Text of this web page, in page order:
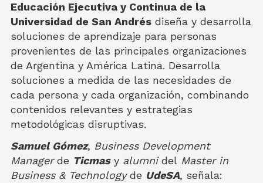
Educación Ejecutiva y Continua de la
Universidad de San Andrés diseña y desarrolla
soluciones de aprendizaje para personas
provenientes de las principales organizaciones
de Argentina y América Latina. Desarrolla
soluciones a medida de las necesidades de
cada persona y cada organización, combinando
contenidos relevantes y estrategias
metodológicas disruptivas.
Samuel Gómez, Business Development
Managerde Ticmasy alumnidel Master in
Business & Technologyde UdeSA, señala: